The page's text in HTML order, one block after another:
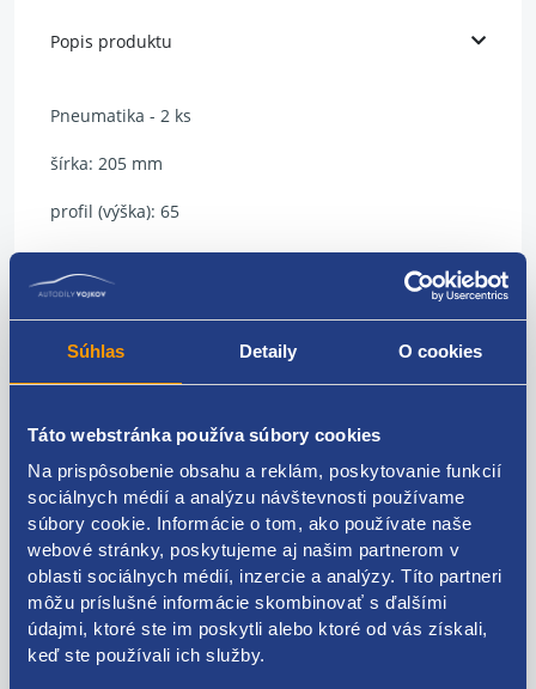
Súhlas Detaily O cookies
Táto webstránka používa súbory cookies
Na prispôsobenie obsahu a reklám, poskytovanie funkcií
sociálnych médií a analýzu návštevnosti používame
súbory cookie. Informácie o tom, ako používate naše
webové stránky, poskytujeme aj našim partnerom v
oblasti sociálnych médií, inzercie a analýzy. Títo partneri
môžu príslušné informácie skombinovať s ďalšími
údajmi, ktoré ste im poskytli alebo ktoré od vás získali,
keď ste používali ich služby.
Popis produktu
Pneumatika - 2 ks
šírka: 205 mm
profil (výška): 65
priemer: 15 palcov
index nosnosti: 94
model: Goodride
výrobca: Zuper Eco
DOT: rok 2020
hĺbka dezénu: 5,5 mm